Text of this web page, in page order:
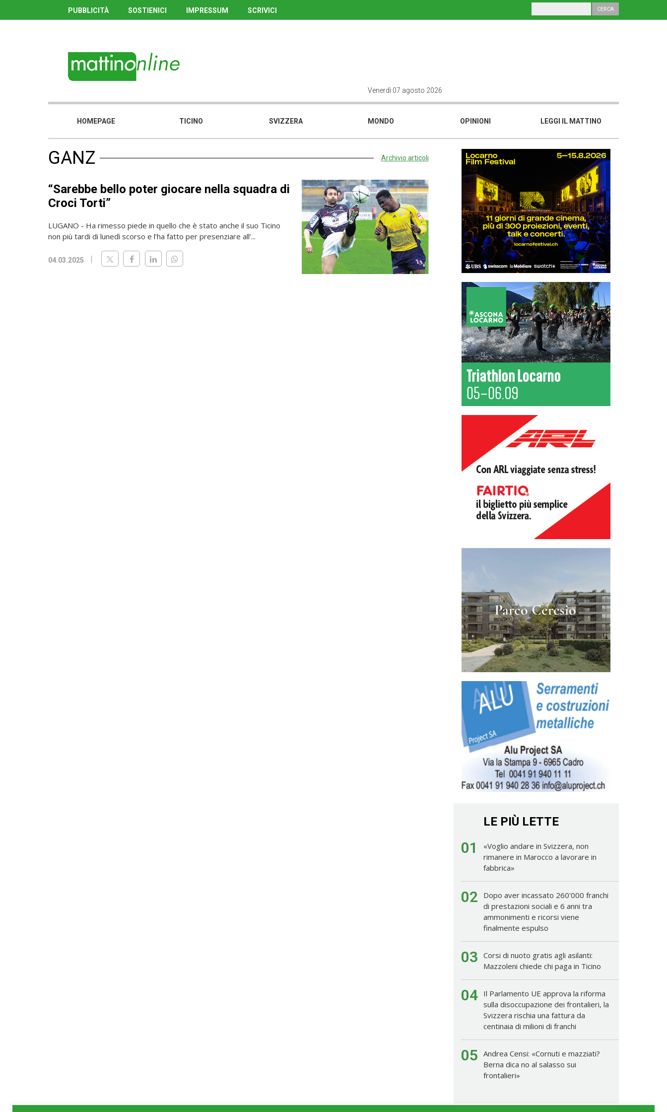
PUBBLICITÀ SOSTIENICI IMPRESSUM SCRIVICI
Venerdì 07 agosto 2026
HOMEPAGE TICINO SVIZZERA MONDO OPINIONI LEGGI IL MATTINO
GANZ Archivio articoli
“Sarebbe bello poter giocare nella squadra di
Croci Torti”
LUGANO - Ha rimesso piede in quello che è stato anche il suo Ticino
non più tardi di lunedì scorso e l’ha fatto per presenziare all’...
04.03.2025
LE PIÙ LETTE
01
«Voglio andare in Svizzera, non
rimanere in Marocco a lavorare in
fabbrica»
02
Dopo aver incassato 260'000 franchi
di prestazioni sociali e 6 anni tra
ammonimenti e ricorsi viene
finalmente espulso
03 Corsi di nuoto gratis agli asilanti:
Mazzoleni chiede chi paga in Ticino
04
Il Parlamento UE approva la riforma
sulla disoccupazione dei frontalieri, la
Svizzera rischia una fattura da
centinaia di milioni di franchi
05 Andrea Censi: «Cornuti e mazziati?
Berna dica no al salasso sui
frontalieri»